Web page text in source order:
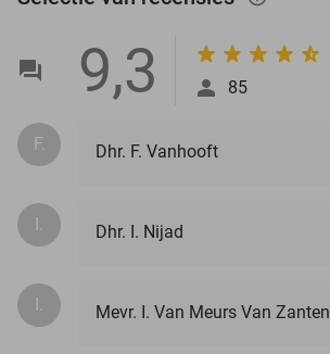
9,3 85
F. Dhr. F. Vanhooft
I. Dhr. I. Nijad
I. Mevr. I. Van Meurs Van Zanten